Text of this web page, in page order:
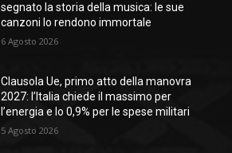
segnato la storia della musica: le sue
canzoni lo rendono immortale
6 Agosto 2026
Clausola Ue, primo atto della manovra
2027: l’Italia chiede il massimo per
l’energia e lo 0,9% per le spese militari
5 Agosto 2026